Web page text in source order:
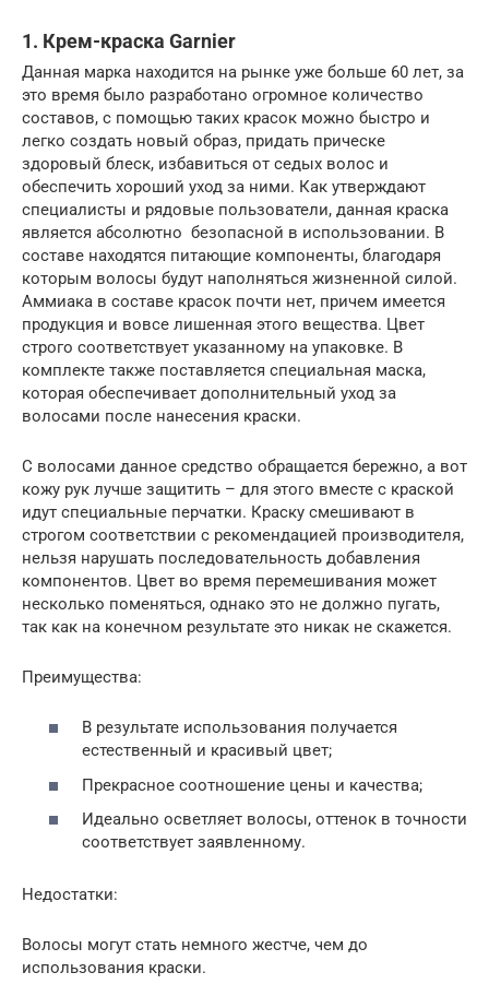
1. Крем-краска Garnier
Данная марка находится на рынке уже больше 60 лет, за
это время было разработано огромное количество
составов, с помощью таких красок можно быстро и
легко создать новый образ, придать прическе
здоровый блеск, избавиться от седых волос и
обеспечить хороший уход за ними. Как утверждают
специалисты и рядовые пользователи, данная краска
является абсолютно безопасной в использовании. В
составе находятся питающие компоненты, благодаря
которым волосы будут наполняться жизненной силой.
Аммиака в составе красок почти нет, причем имеется
продукция и вовсе лишенная этого вещества. Цвет
строго соответствует указанному на упаковке. В
комплекте также поставляется специальная маска,
которая обеспечивает дополнительный уход за
волосами после нанесения краски.
С волосами данное средство обращается бережно, а вот
кожу рук лучше защитить – для этого вместе с краской
идут специальные перчатки. Краску смешивают в
строгом соответствии с рекомендацией производителя,
нельзя нарушать последовательность добавления
компонентов. Цвет во время перемешивания может
несколько поменяться, однако это не должно пугать,
так как на конечном результате это никак не скажется.
Преимущества:
В результате использования получается
естественный и красивый цвет;
Прекрасное соотношение цены и качества;
Идеально осветляет волосы, оттенок в точности
соответствует заявленному.
Недостатки:
Волосы могут стать немного жестче, чем до
использования краски.